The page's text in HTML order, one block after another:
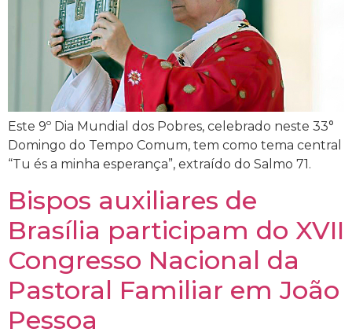
Este 9º Dia Mundial dos Pobres, celebrado neste 33°
Domingo do Tempo Comum, tem como tema central
“Tu és a minha esperança”, extraído do Salmo 71.
Bispos auxiliares de
Brasília participam do XVII
Congresso Nacional da
Pastoral Familiar em João
Pessoa